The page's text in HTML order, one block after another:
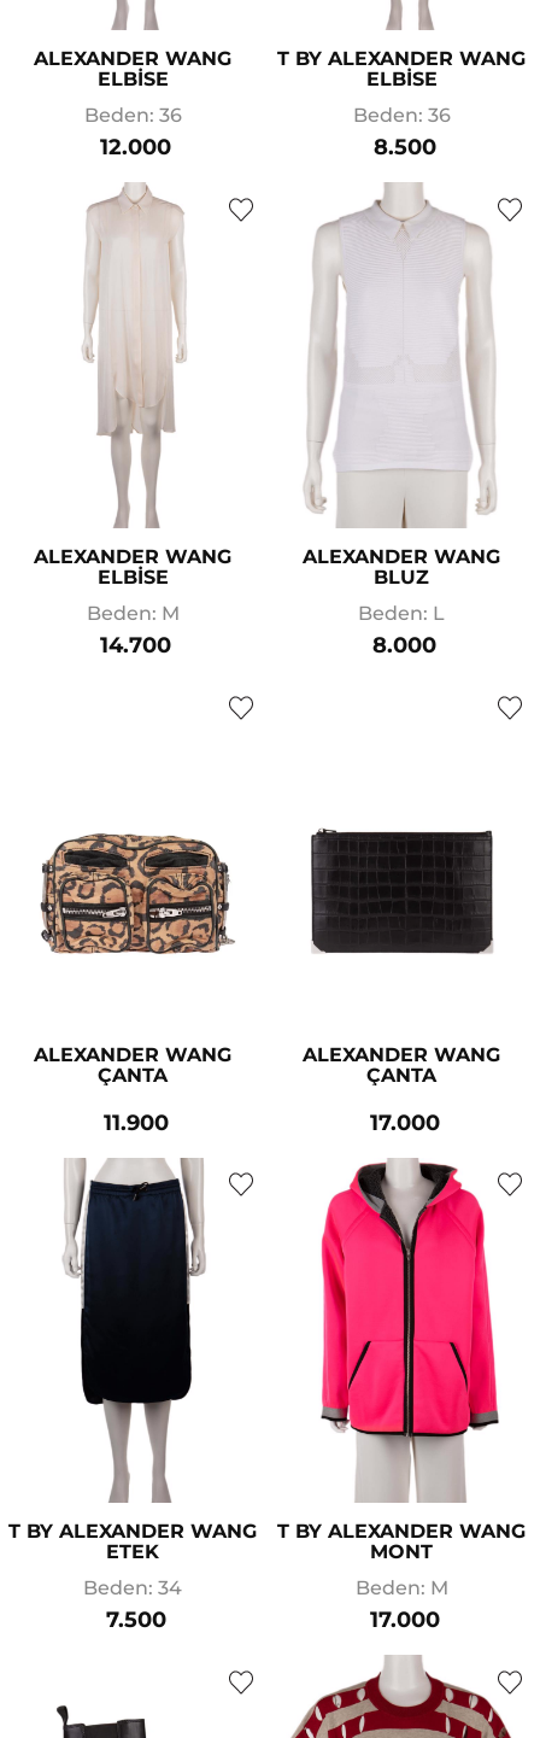
ALEXANDER WANG
ELBİSE
Beden: 36
12.000
T BY ALEXANDER WANG
ELBİSE
Beden: 36
8.500
ALEXANDER WANG
ELBİSE
Beden: M
14.700
ALEXANDER WANG
BLUZ
Beden: L
8.000
ALEXANDER WANG
ÇANTA
11.900
ALEXANDER WANG
ÇANTA
17.000
T BY ALEXANDER WANG
ETEK
Beden: 34
7.500
T BY ALEXANDER WANG
MONT
Beden: M
17.000